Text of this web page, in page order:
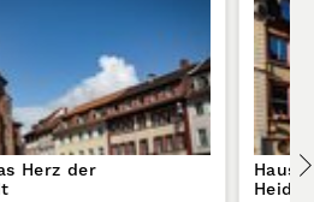
Herz der
Haus